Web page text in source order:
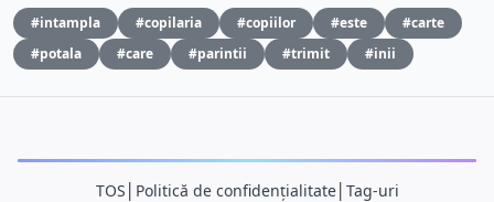
#intampla #copilaria #copiilor #este
#carte
#potala
#care #parintii #trimit #inii
TOS Politică de confidențialitate│ Tag-uri